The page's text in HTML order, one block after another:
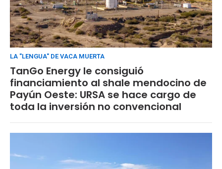
LA "LENGUA" DE VACA MUERTA
TanGo Energy le consiguió
financiamiento al shale mendocino de
Payún Oeste: URSA se hace cargo de
toda la inversión no convencional